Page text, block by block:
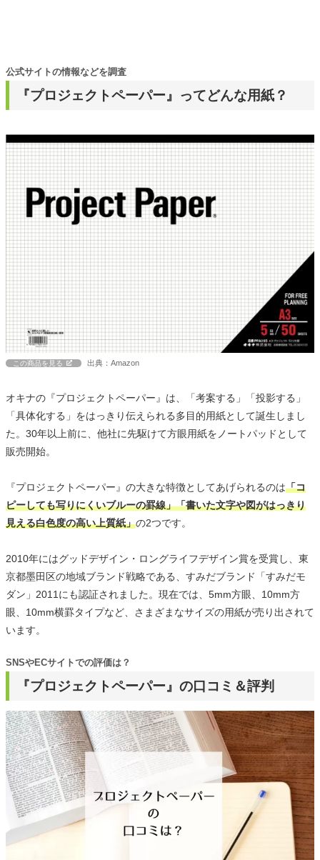
『プロジェクトペーパー』ってどんな用紙？
公式サイトの情報などを調査
この商品を見る 出典：Amazon
オキナの『プロジェクトペーパー』は、「考案する」「投影する」
「具体化する」をはっきり伝えられる多目的用紙として誕生しまし
た。30年以上前に、他社に先駆けて方眼用紙をノートパッドとして
販売開始。
『プロジェクトペーパー』の大きな特徴としてあげられるのは「コ
ピーしても写りにくいブルーの罫線」「書いた文字や図がはっきり
見える白色度の高い上質紙」の2つです。
2010年にはグッドデザイン・ロングライフデザイン賞を受賞し、東
京都墨田区の地域ブランド戦略である、すみだブランド「すみだモ
ダン」2011にも認証されました。現在では、5mm方眼、10mm方
眼、10mm横罫タイプなど、さまざまなサイズの用紙が売り出されて
います。
『プロジェクトペーパー』の口コミ＆評判
SNSやECサイトでの評価は？